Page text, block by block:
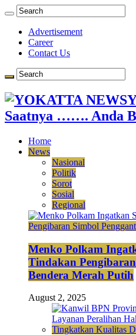
Advertisement
Career
Contact Us
Saatnya ……. Anda
Home
News
Nasional
Politik
Sorot
Sosial
Regional
Menko Polkam
Tindakan
Bendera Merah Putih
August 2, 2025